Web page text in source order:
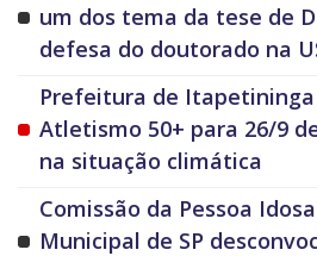
um dos tema da tese de
defesa do doutorado na
Prefeitura de
Atletismo 50+ para 26/9
na situação climática
Comissão da Pessoa
Municipal de SP